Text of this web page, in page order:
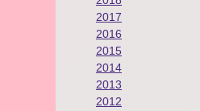
2017
2016
2015
2014
2013
2012